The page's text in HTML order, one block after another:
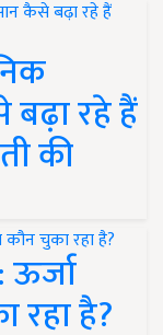
रहे हैं
की
रहा है?